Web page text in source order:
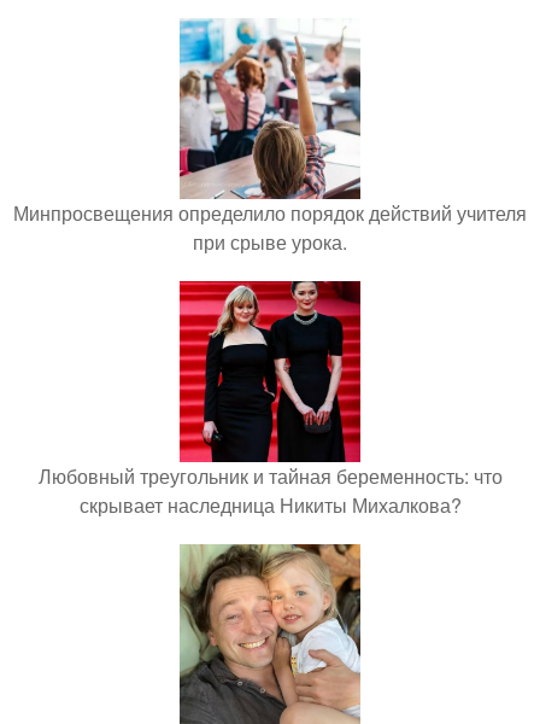
Минпросвещения определило порядок действий учителя
при срыве урока.
Любовный треугольник и тайная беременность: что
скрывает наследница Никиты Михалкова?